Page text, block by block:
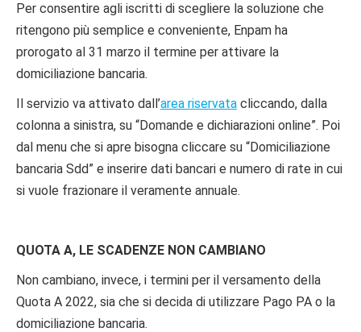
Per consentire agli iscritti di scegliere la soluzione che
ritengono più semplice e conveniente, Enpam ha
prorogato al 31 marzo il termine per attivare la
domiciliazione bancaria.
Il servizio va attivato dall’area riservata cliccando, dalla
colonna a sinistra, su “Domande e dichiarazioni online”. Poi
dal menu che si apre bisogna cliccare su “Domiciliazione
bancaria Sdd” e inserire dati bancari e numero di rate in cui
si vuole frazionare il veramente annuale.
QUOTA A, LE SCADENZE NON CAMBIANO
Non cambiano, invece, i termini per il versamento della
Quota A 2022, sia che si decida di utilizzare Pago PA o la
domiciliazione bancaria.